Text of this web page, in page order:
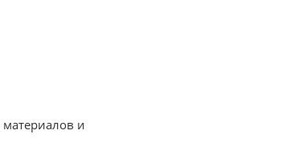
материалов и